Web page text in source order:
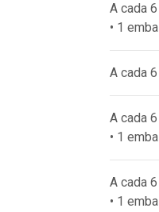
A cada
• 1
A cada
A cada
• 1
A cada
• 1